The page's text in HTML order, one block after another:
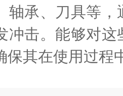
轴承、刀具等
冲击。能够对
保其在使用过程